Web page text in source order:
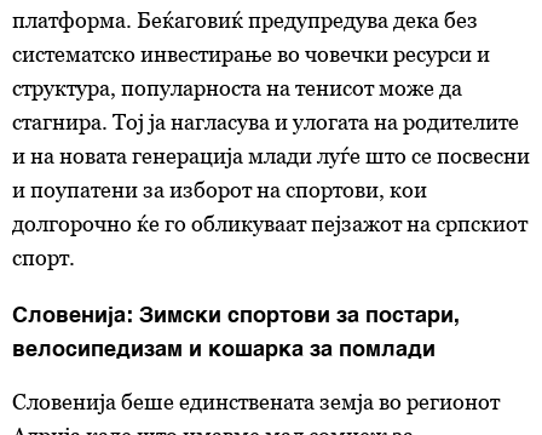
платформа. Беќаговиќ предупредува дека без
систематско инвестирање во човечки ресурси и
структура, популарноста на тенисот може да
стагнира. Тој ја нагласува и улогата на родителите
и на новата генерација млади луѓе што се посвесни
и поупатени за изборот на спортови, кои
долгорочно ќе го обликуваат пејзажот на српскиот
спорт.
Словенија: Зимски спортови за постари,
велосипедизам и кошарка за помлади
Словенија беше единствената земја во регионот